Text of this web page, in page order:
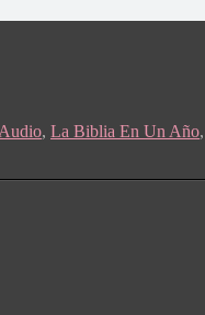
, La Biblia En Un Año,